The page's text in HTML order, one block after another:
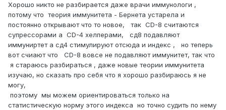
Хорошо никто не разбирается даже врачи иммунологи ,
потому что теория иммунитета - Бернета устарела и
постоянно открывают что то новое, так СD-8 считаются
супрессорами а CD-4 хелперами, сд8 подавляют
иммуниртет а сд4 стимулируют отсюда и индекс , но теперь
вот счиают что CD-8 вовсе не подавляют иммунитет, так что
я стараюсь разбираться , даже новые теории иммунитета
изучаю, но сказать про себя что я хорошо разбираюсь я не
могу,
поэтому мы можем ориентироваться только на
статистическую норму этого индекса но точно судить по нему